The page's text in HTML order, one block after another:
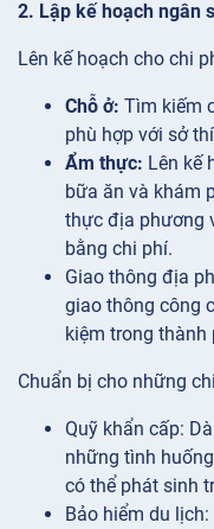
2. Lập kế hoạch ngân
Lên kế hoạch cho chi
Chỗ ở: Tìm kiếm
phù hợp với sở
Ẩm thực: Lên kế
bữa ăn và khám
thực địa phương
bằng chi phí.
Giao thông địa
giao thông công
kiệm trong thành
Chuẩn bị cho những
Quỹ khẩn cấp:
những tình
có thể phát sinh
Bảo hiểm du